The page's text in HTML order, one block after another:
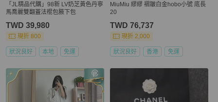
「JL精品代購」98新 LV奶芝黃色丹寧
馬喬麗雙翻蓋法棍包腋下包
TWD 39,980
現折 800
狀況良好 本地 免運
MiuMiu 繆繆 褶皺白金hobo小號 底長
20
TWD 76,737
現折 2,000
狀況良好 香港 免運